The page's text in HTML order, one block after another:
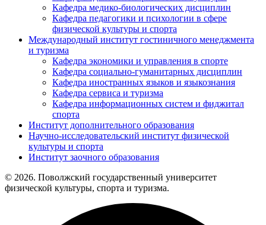
Кафедра медико-биологических дисциплин
Кафедра педагогики и психологии в сфере
физической культуры и спорта
Международный институт гостиничного менеджмента
и туризма
Кафедра экономики и управления в спорте
Кафедра социально-гуманитарных дисциплин
Кафедра иностранных языков и языкознания
Кафедра сервиса и туризма
Кафедра информационных систем и фиджитал
спорта
Институт дополнительного образования
Научно-исследовательский институт физической
культуры и спорта
Институт заочного образования
© 2026. Поволжский государственный университет
физической культуры, спорта и туризма.